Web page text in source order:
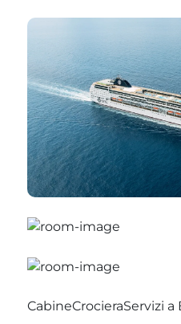
CabineCrocieraServizi a